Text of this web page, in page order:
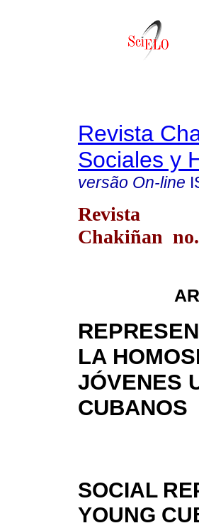
Revista
Sociales y
versão On-line
Revista
Chakiñan
LA
JÓVENES
CUBANOS
SOCIAL
YOUNG